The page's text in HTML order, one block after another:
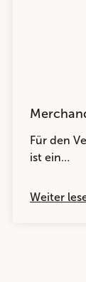
Für den
ist ein…
Weiter